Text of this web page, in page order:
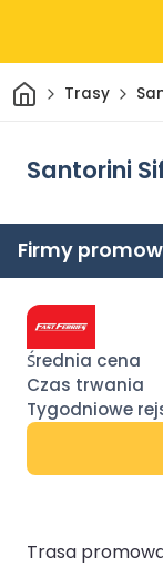
DomTrasy
Santorini
Firmy
Trasa